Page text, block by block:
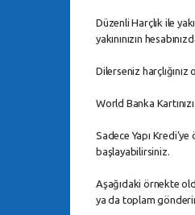
Düzenli Harçlık ile
yakınınızın
Dilerseniz harçlığınız
World Banka
Sadece Yapı
başlayabilirsiniz.
Aşağıdaki örnekte
ya da toplam